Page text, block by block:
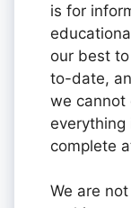
is for
our best
to-date,
we cannot
everything
complete
We are